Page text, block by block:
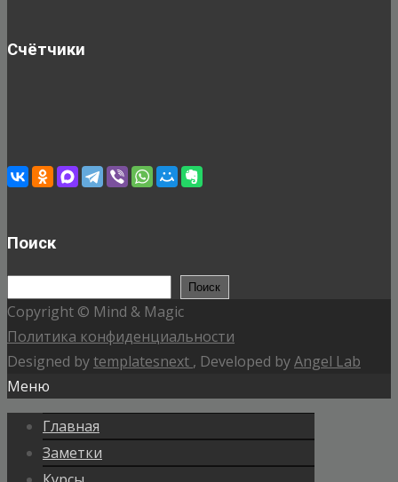
Счётчики
Поиск
Поиск
Copyright © Mind & Magic
Политика конфиденциальности
Designed bytemplatesnext , Developed byAngel Lab
Меню
Главная
Заметки